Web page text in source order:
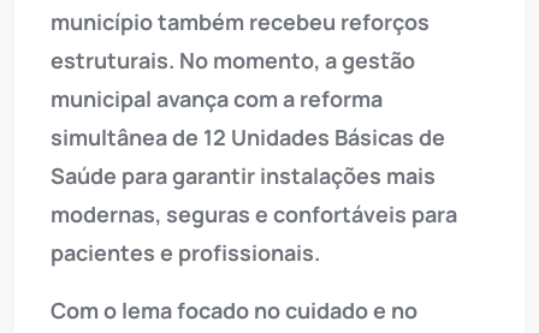
município também recebeu reforços
estruturais. No momento, a gestão
municipal avança com a reforma
simultânea de 12 Unidades Básicas de
Saúde para garantir instalações mais
modernas, seguras e confortáveis para
pacientes e profissionais.
Com o lema focado no cuidado e no